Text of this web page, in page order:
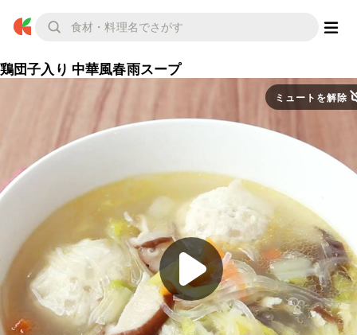
鶏団子入り 中華風春雨スープ
ミュートを解除